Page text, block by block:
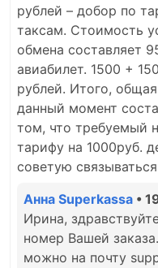
рублей – добор по
таксам. Стоимость
обмена составляет
авиабилет. 1500 +
рублей. Итого,
данный момент
том, что требуемый
тарифу на 1000руб.
советую
Анна Superkassa •
Ирина,
номер Вашей
можно на почту